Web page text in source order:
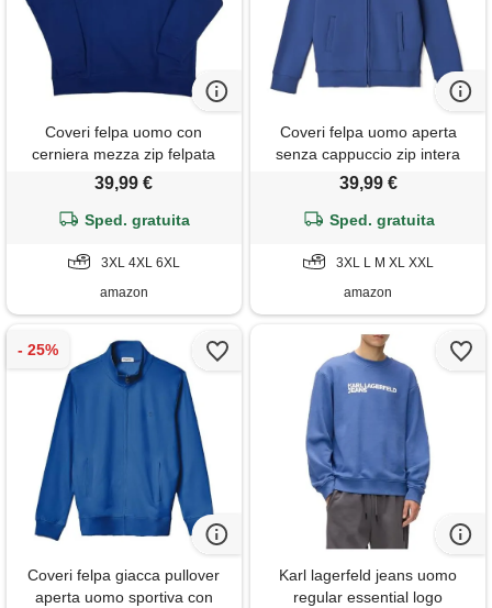
Coveri felpa uomo con
cerniera mezza zip felpata
pesante invernale taglie forti
39,99 €
Sped. gratuita
3XL 4XL 6XL
amazon
Coveri felpa uomo aperta
senza cappuccio zip intera
invernale felpata con tasche
39,99 €
Sped. gratuita
3XL L M XL XXL
amazon
Coveri felpa giacca pullover
aperta uomo sportiva con
Karl lagerfeld jeans uomo
regular essential logo